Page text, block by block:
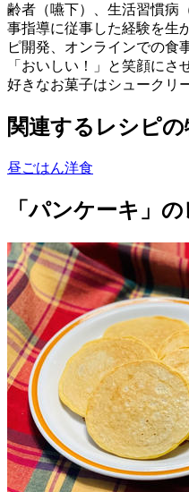
齢者（嚥下）、生活習慣病
事指導に従事した経験を生
ピ開発、オンラインでの食
「おいしい！」と笑顔にさ
好きなお菓子はシュークリ
関連するレシピ
昼ごはん洋食
「パンケーキ」